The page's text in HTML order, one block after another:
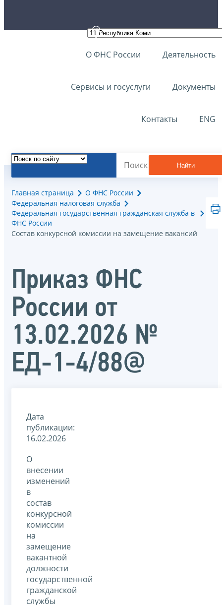
О ФНС России Деятельность
Сервисы и госуслуги Документы
Контакты ENG
Найти
Главная страница
О ФНС России
Федеральная налоговая служба
Федеральная государственная гражданская служба в
ФНС России
Состав конкурсной комиссии на замещение вакансий
Приказ ФНС
России от
13.02.2026 №
ЕД-1-4/88@
Дата
публикации:
16.02.2026
О
внесении
изменений
в
состав
конкурсной
комиссии
на
замещение
вакантной
должности
государственной
гражданской
службы